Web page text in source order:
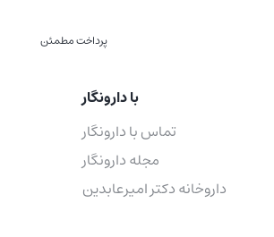
پرداخت مطمئن
با دارونگار
تماس با دارونگار
مجله دارونگار
داروخانه دکتر امیرعابدین